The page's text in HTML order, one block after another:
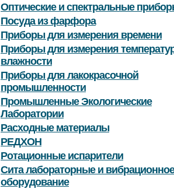
Оптические и спектральные
Посуда из фарфора
Приборы для измерения времени
Приборы для измерения
влажности
Приборы для лакокрасочной
промышленности
Промышленные Экологические
Лаборатории
Расходные материалы
РЕДХОН
Ротационные испарители
Сита лабораторные и вибрационное
оборудование